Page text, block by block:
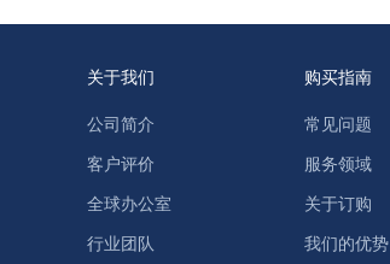
关于我们
公司简介
客户评价
全球办公室
行业团队
购买指南
常见问题
服务领域
关于订购
我们的优势